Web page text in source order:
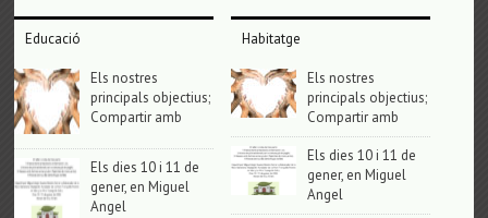
Educació
Els nostres
principals objectius;
Compartir amb
Els dies 10 i 11 de
gener, en Miguel
Angel
Habitatge
Els nostres
principals objectius;
Compartir amb
Els dies 10 i 11 de
gener, en Miguel
Angel